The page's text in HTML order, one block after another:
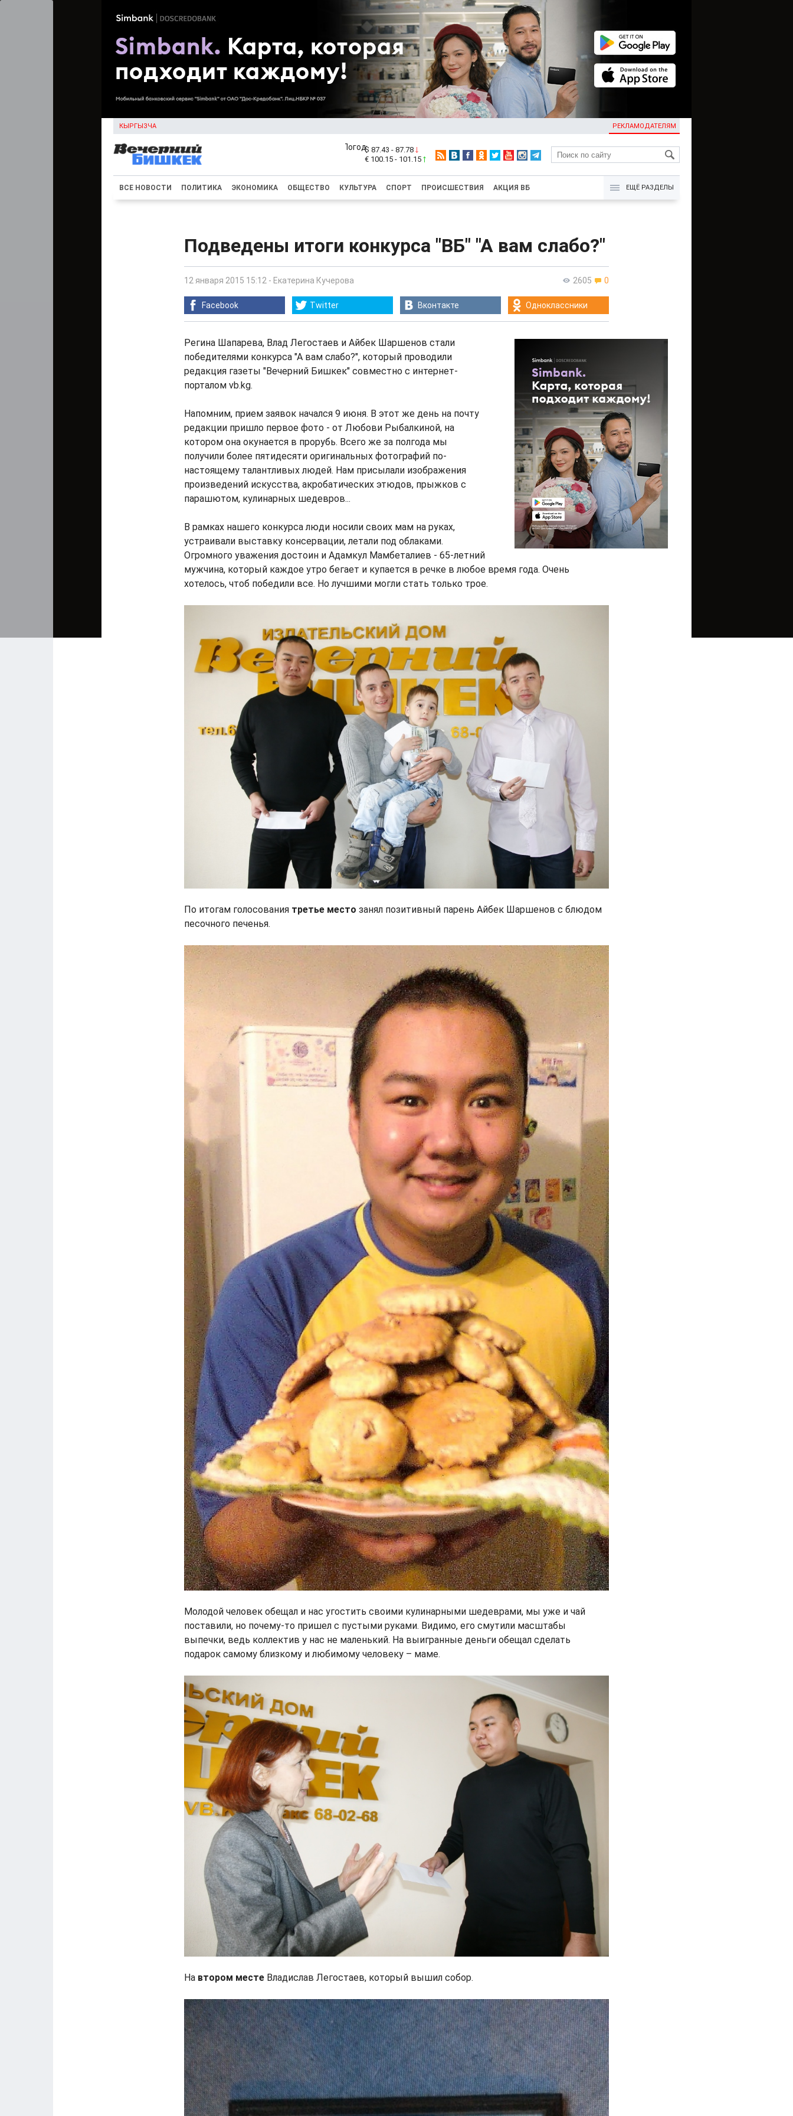
КЫРГЫЗЧА РЕКЛАМОДАТЕЛЯМ
KG
$ 87.43 - 87.78
€ 100.15 - 101.15
ВСЕ НОВОСТИ ПОЛИТИКА ЭКОНОМИКА ОБЩЕСТВО КУЛЬТУРА СПОРТ ПРОИСШЕСТВИЯ АКЦИЯ ВБ ЕЩЁ РАЗДЕЛЫ
Подведены итоги конкурса "ВБ" "А вам слабо?"
2605 0
12 января 2015 15:12 - Екатерина Кучерова
Facebook Twitter Вконтакте Одноклассники
Регина Шапарева, Влад Легостаев и Айбек Шаршенов стали
победителями конкурса "А вам слабо?", который проводили
редакция газеты "Вечерний Бишкек" совместно с интернет-
порталом vb.kg.
Напомним, прием заявок начался 9 июня. В этот же день на почту
редакции пришло первое фото - от Любови Рыбалкиной, на
котором она окунается в прорубь. Всего же за полгода мы
получили более пятидесяти оригинальных фотографий по-
настоящему талантливых людей. Нам присылали изображения
произведений искусства, акробатических этюдов, прыжков с
парашютом, кулинарных шедевров...
В рамках нашего конкурса люди носили своих мам на руках,
устраивали выставку консервации, летали под облаками.
Огромного уважения достоин и Адамкул Мамбеталиев - 65-летний
мужчина, который каждое утро бегает и купается в речке в любое время года. Очень
хотелось, чтоб победили все. Но лучшими могли стать только трое.
По итогам голосования третье место занял позитивный парень Айбек Шаршенов с блюдом
песочного печенья.
Молодой человек обещал и нас угостить своими кулинарными шедеврами, мы уже и чай
поставили, но почему-то пришел с пустыми руками. Видимо, его смутили масштабы
выпечки, ведь коллектив у нас не маленький. На выигранные деньги обещал сделать
подарок самому близкому и любимому человеку – маме.
На втором месте Владислав Легостаев, который вышил собор.